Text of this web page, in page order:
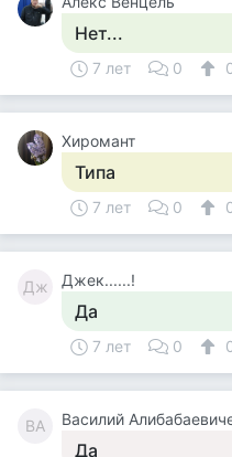
Нет...
7 лет 0
Хиромант
Типа
7 лет 0
Дж Джек......!
Да
7 лет 0
ВА Василий
Да